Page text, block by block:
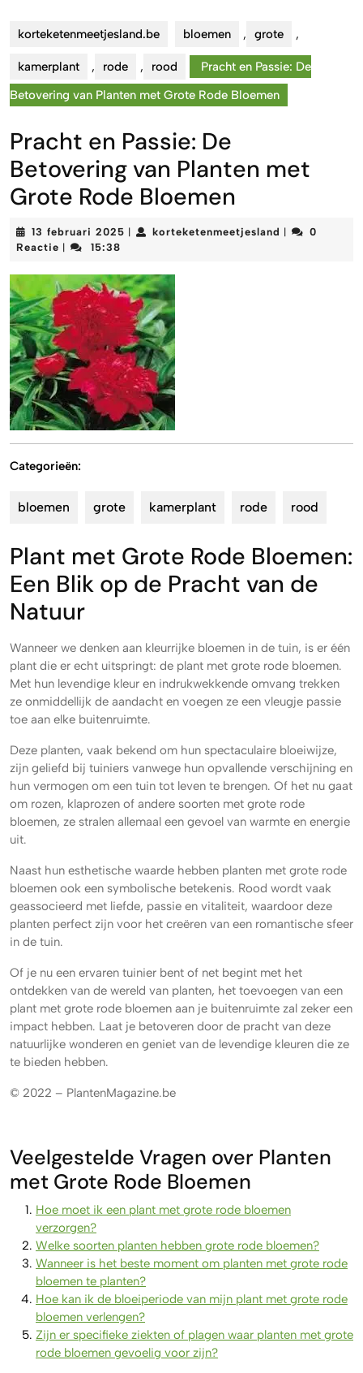
korteketenmeetjesland.be bloemen , grote ,
kamerplant , rode , rood
Pracht en Passie: De
Betovering van Planten met Grote Rode Bloemen
Pracht en Passie: De
Betovering van Planten met
Grote Rode Bloemen
13 februari 2025 13
korteketenmeetjesland
0
Reactie
15:38
Categorieën:
bloemen grote kamerplant rode rood
Plant met Grote Rode Bloemen:
Een Blik op de Pracht van de
Natuur
Wanneer we denken aan kleurrijke bloemen in de tuin, is er één
plant die er echt uitspringt: de plant met grote rode bloemen.
Met hun levendige kleur en indrukwekkende omvang trekken
ze onmiddellijk de aandacht en voegen ze een vleugje passie
toe aan elke buitenruimte.
Deze planten, vaak bekend om hun spectaculaire bloeiwijze,
zijn geliefd bij tuiniers vanwege hun opvallende verschijning en
hun vermogen om een tuin tot leven te brengen. Of het nu gaat
om rozen, klaprozen of andere soorten met grote rode
bloemen, ze stralen allemaal een gevoel van warmte en energie
uit.
Naast hun esthetische waarde hebben planten met grote rode
bloemen ook een symbolische betekenis. Rood wordt vaak
geassocieerd met liefde, passie en vitaliteit, waardoor deze
planten perfect zijn voor het creëren van een romantische sfeer
in de tuin.
Of je nu een ervaren tuinier bent of net begint met het
ontdekken van de wereld van planten, het toevoegen van een
plant met grote rode bloemen aan je buitenruimte zal zeker een
impact hebben. Laat je betoveren door de pracht van deze
natuurlijke wonderen en geniet van de levendige kleuren die ze
te bieden hebben.
© 2022 – PlantenMagazine.be
Veelgestelde Vragen over Planten
met Grote Rode Bloemen
Hoe moet ik een plant met grote rode bloemen
verzorgen?
Welke soorten planten hebben grote rode bloemen?
Wanneer is het beste moment om planten met grote rode
bloemen te planten?
Hoe kan ik de bloeiperiode van mijn plant met grote rode
bloemen verlengen?
Zijn er specifieke ziekten of plagen waar planten met grote
rode bloemen gevoelig voor zijn?